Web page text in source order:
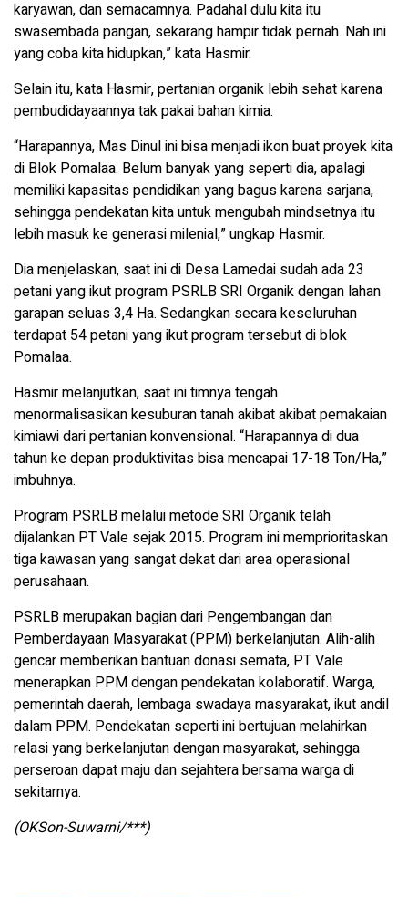
karyawan, dan semacamnya. Padahal dulu kita itu
swasembada pangan, sekarang hampir tidak pernah. Nah ini
yang coba kita hidupkan,” kata Hasmir.
Selain itu, kata Hasmir, pertanian organik lebih sehat karena
pembudidayaannya tak pakai bahan kimia.
“Harapannya, Mas Dinul ini bisa menjadi ikon buat proyek kita
di Blok Pomalaa. Belum banyak yang seperti dia, apalagi
memiliki kapasitas pendidikan yang bagus karena sarjana,
sehingga pendekatan kita untuk mengubah mindsetnya itu
lebih masuk ke generasi milenial,” ungkap Hasmir.
Dia menjelaskan, saat ini di Desa Lamedai sudah ada 23
petani yang ikut program PSRLB SRI Organik dengan lahan
garapan seluas 3,4 Ha. Sedangkan secara keseluruhan
terdapat 54 petani yang ikut program tersebut di blok
Pomalaa.
Hasmir melanjutkan, saat ini timnya tengah
menormalisasikan kesuburan tanah akibat akibat pemakaian
kimiawi dari pertanian konvensional. “Harapannya di dua
tahun ke depan produktivitas bisa mencapai 17-18 Ton/Ha,”
imbuhnya.
Program PSRLB melalui metode SRI Organik telah
dijalankan PT Vale sejak 2015. Program ini memprioritaskan
tiga kawasan yang sangat dekat dari area operasional
perusahaan.
PSRLB merupakan bagian dari Pengembangan dan
Pemberdayaan Masyarakat (PPM) berkelanjutan. Alih-alih
gencar memberikan bantuan donasi semata, PT Vale
menerapkan PPM dengan pendekatan kolaboratif. Warga,
pemerintah daerah, lembaga swadaya masyarakat, ikut andil
dalam PPM. Pendekatan seperti ini bertujuan melahirkan
relasi yang berkelanjutan dengan masyarakat, sehingga
perseroan dapat maju dan sejahtera bersama warga di
sekitarnya.
(OKSon-Suwarni/***)